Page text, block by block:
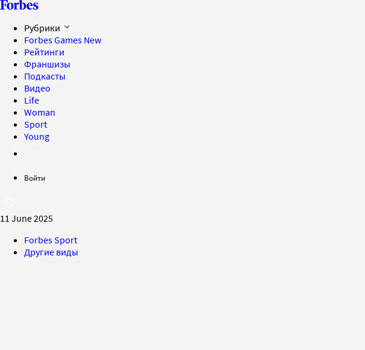
Рубрики
Forbes Games New
Рейтинги
Франшизы
Подкасты
Видео
Life
Woman
Sport
Young
Войти
11 June 2025
Forbes Sport
Другие виды